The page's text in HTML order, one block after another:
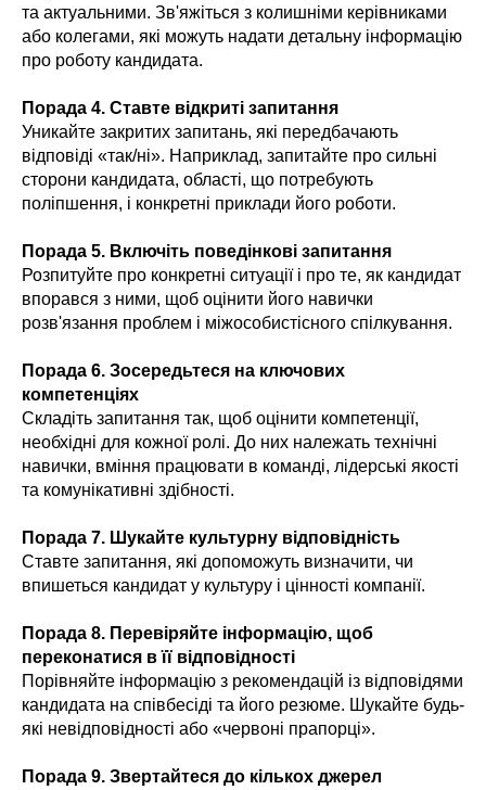
та актуальними. Зв'яжіться з колишніми керівниками
або колегами, які можуть надати детальну інформацію
про роботу кандидата.
Порада 4. Ставте відкриті запитання
Уникайте закритих запитань, які передбачають
відповіді «так/ні». Наприклад, запитайте про сильні
сторони кандидата, області, що потребують
поліпшення, і конкретні приклади його роботи.
Порада 5. Включіть поведінкові запитання
Розпитуйте про конкретні ситуації і про те, як кандидат
впорався з ними, щоб оцінити його навички
розв'язання проблем і міжособистісного спілкування.
Порада 6. Зосередьтеся на ключових
компетенціях
Складіть запитання так, щоб оцінити компетенції,
необхідні для кожної ролі. До них належать технічні
навички, вміння працювати в команді, лідерські якості
та комунікативні здібності.
Порада 7. Шукайте культурну відповідність
Ставте запитання, які допоможуть визначити, чи
впишеться кандидат у культуру і цінності компанії.
Порада 8. Перевіряйте інформацію, щоб
переконатися в її відповідності
Порівняйте інформацію з рекомендацій із відповідями
кандидата на співбесіді та його резюме. Шукайте будь-
які невідповідності або «червоні прапорці».
Порада 9. Звертайтеся до кількох джерел